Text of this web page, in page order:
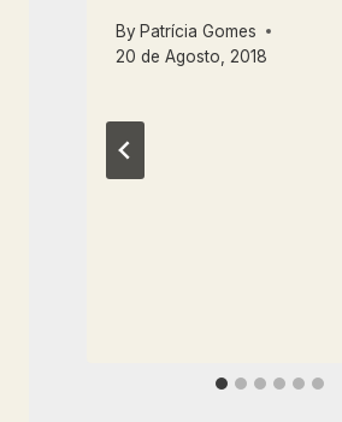
By Patrícia Gomes
20 de Agosto, 2018